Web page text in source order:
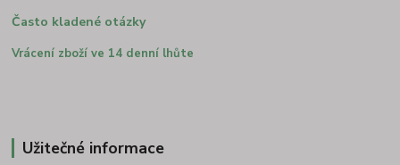
Často kladené otázky
Vrácení zboží ve 14 denní lhůte
Užitečné informace